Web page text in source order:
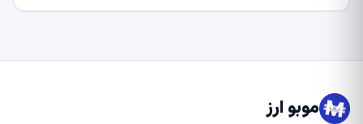
موبو ارز